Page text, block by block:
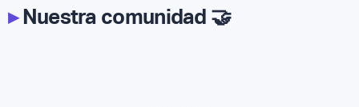
▸Nuestra comunidad 🤝